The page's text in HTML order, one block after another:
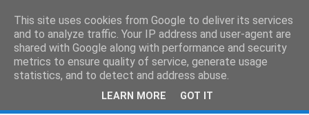
CEIP SARRIÓN
"Mucha gente pequeña, en lugares pequeños, haciendo
cosas pequeñas, puede cambiar el mundo." Eduardo
This site uses cookies from Google to deliver its services
and to analyze traffic. Your IP address and user-agent are
shared with Google along with performance and security
metrics to ensure quality of service, generate usage
statistics, and to detect and address abuse.
LEARN MORE GOT IT